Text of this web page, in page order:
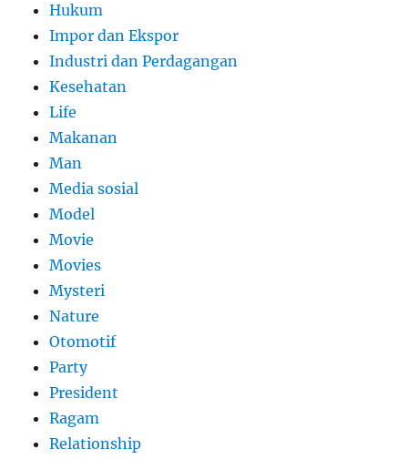
Hukum
Impor dan Ekspor
Industri dan Perdagangan
Kesehatan
Life
Makanan
Man
Media sosial
Model
Movie
Movies
Mysteri
Nature
Otomotif
Party
President
Ragam
Relationship